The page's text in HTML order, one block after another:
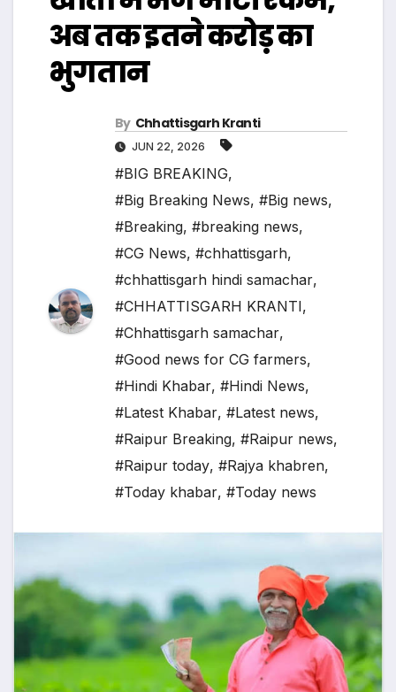
अब तक इतने करोड़ का
भुगतान
By Chhattisgarh Kranti
JUN 22, 2026
#BIG BREAKING,
#Big Breaking News, #Big news,
#Breaking, #breaking news,
#CG News, #chhattisgarh,
#chhattisgarh hindi samachar,
#CHHATTISGARH KRANTI,
#Chhattisgarh samachar,
#Good news for CG farmers,
#Hindi Khabar, #Hindi News,
#Latest Khabar, #Latest news,
#Raipur Breaking, #Raipur news,
#Raipur today, #Rajya khabren,
#Today khabar, #Today news